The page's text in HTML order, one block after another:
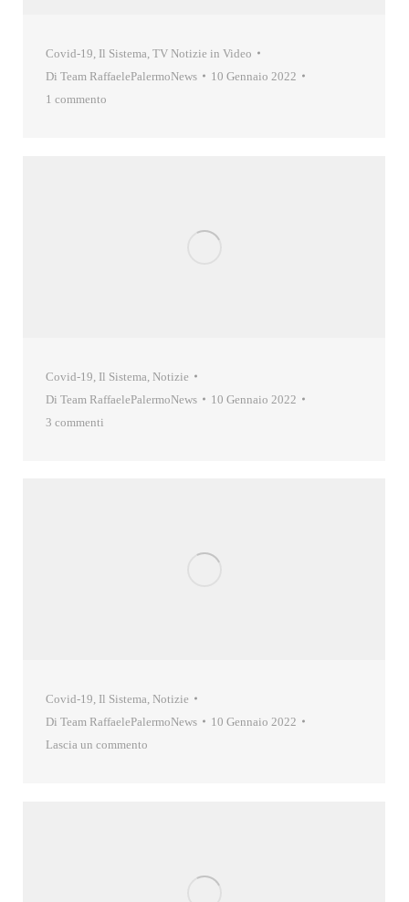
Covid-19 Il Sistema TV Notizie in Video
Di Team RaffaelePalermoNews
10 Gennaio 2022
1 commento
Covid-19 Il Sistema Notizie
Di Team RaffaelePalermoNews
10 Gennaio 2022
3 commenti
Covid-19 Il Sistema Notizie
Di Team RaffaelePalermoNews
10 Gennaio 2022
Lascia un commento